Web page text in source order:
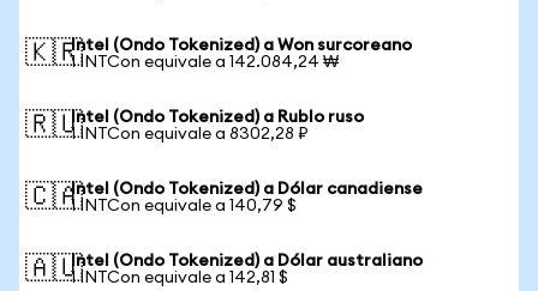
🇰🇷Intel (Ondo Tokenized) a Won surcoreano
1 INTCon equivale a 142.084,24 ₩
🇷🇺Intel (Ondo Tokenized) a Rublo ruso
1 INTCon equivale a 8302,28 ₽
🇨🇦Intel (Ondo Tokenized) a Dólar canadiense
1 INTCon equivale a 140,79 $
🇦🇺Intel (Ondo Tokenized) a Dólar australiano
1 INTCon equivale a 142,81 $